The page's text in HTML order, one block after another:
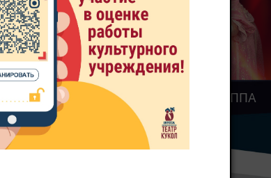
300-49-10
сезон
ДОКУМЕНТЫ РЕПЕРТУАР ТРУППА